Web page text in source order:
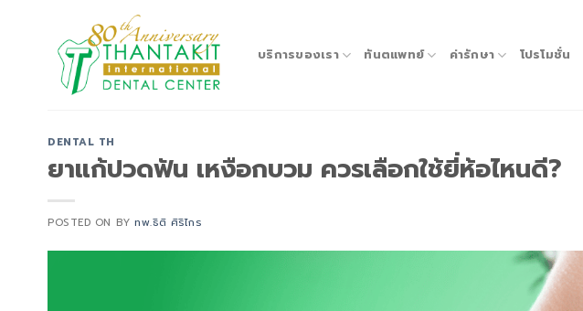
บริการของเรา ทันตแพทย์ ค่ารักษา โปรโมชั่น
DENTAL TH
ยาแก้ปวดฟัน เหงือกบวม ควรเลือกใช้ยี่ห้อไหนดี?
POSTED ON BYทพ.ธิติ ศิริไกร